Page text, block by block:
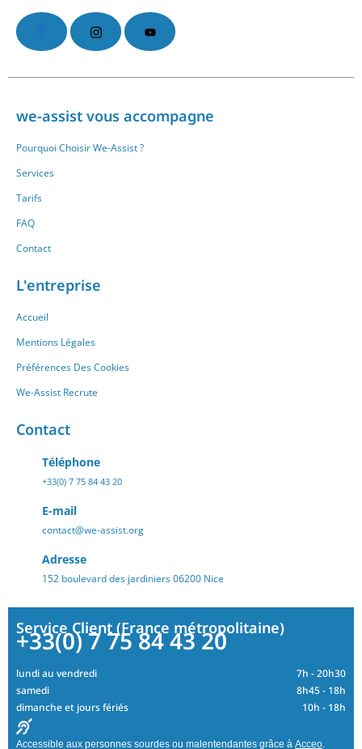
we-assist vous accompagne
Pourquoi Choisir We-Assist ?
Services
Tarifs
FAQ
Contact
L'entreprise
Accueil
Mentions Légales
Préférences Des Cookies
We-Assist Recrute
Contact
Téléphone
+33(0) 7 75 84 43 20
E-mail
contact@we-assist.org
Adresse
152 boulevard des jardiniers 06200 Nice
Service Client (France métropolitaine)
+33(0) 7 75 84 43 20
lundi au vendredi
7h - 20h30
samedi
8h45 - 18h
dimanche et jours fériés
10h - 18h
Accessible aux personnes sourdes ou malentendantes grâce à Acceo.